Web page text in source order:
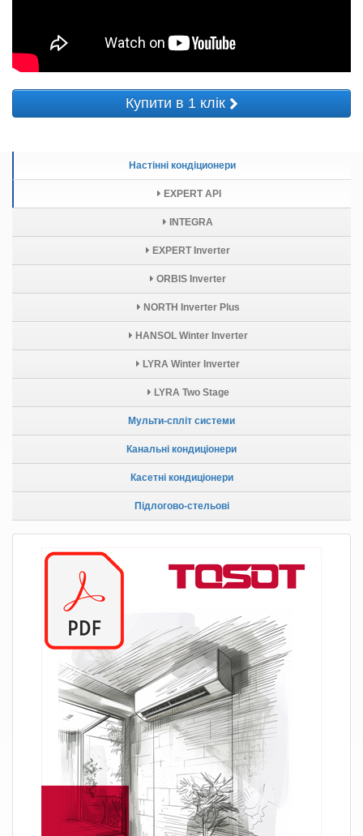
Настінні кондіционери
EXPERT API
INTEGRA
EXPERT Inverter
ORBIS Inverter
NORTH Inverter Plus
HANSOL Winter Inverter
LYRA Winter Inverter
LYRA Two Stage
Мульти-спліт системи
Канальні кондиціонери
Касетні кондиціонери
Підлогово-стельові
Купити в 1 клік